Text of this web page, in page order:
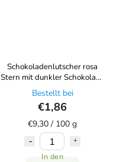
Schokoladenlutscher rosa
Stern mit dunkler Schokolade
20 g Choco Bonté
Bestellt bei
€1,86
€9,30 / 100 g
In den